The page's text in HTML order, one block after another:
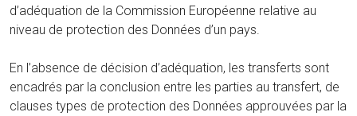
d’adéquation de la Commission Européenne relative au
niveau de protection des Données d’un pays.
En l’absence de décision d’adéquation, les transferts sont
encadrés par la conclusion entre les parties au transfert, de
clauses types de protection des Données approuvées par la